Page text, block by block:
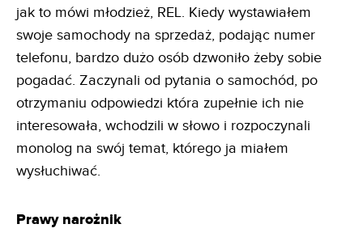
jak to mówi młodzież, REL. Kiedy wystawiałem
swoje samochody na sprzedaż, podając numer
telefonu, bardzo dużo osób dzwoniło żeby sobie
pogadać. Zaczynali od pytania o samochód, po
otrzymaniu odpowiedzi która zupełnie ich nie
interesowała, wchodzili w słowo i rozpoczynali
monolog na swój temat, którego ja miałem
wysłuchiwać.
Prawy narożnik